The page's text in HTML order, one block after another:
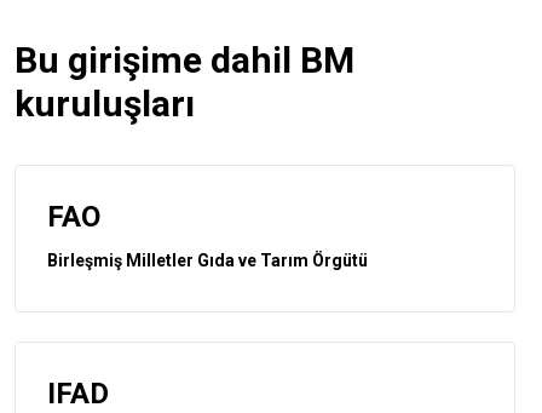
Bu girişime dahil BM
kuruluşları
FAO
Birleşmiş Milletler Gıda ve Tarım Örgütü
IFAD